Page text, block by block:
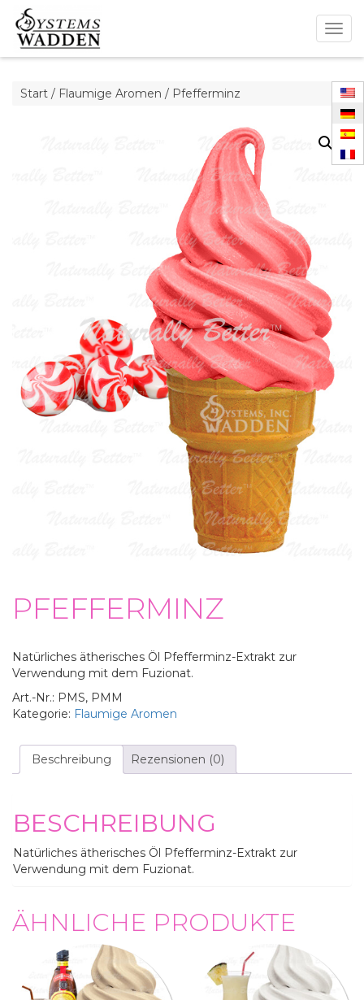
Start / Flaumige Aromen / Pfefferminz
PFEFFERMINZ
Natürliches ätherisches Öl Pfefferminz-Extrakt zur
Verwendung mit dem Fuzionat.
Art.-Nr.: PMS, PMM
Kategorie: Flaumige Aromen
Beschreibung Rezensionen (0)
BESCHREIBUNG
Natürliches ätherisches Öl Pfefferminz-Extrakt zur
Verwendung mit dem Fuzionat.
ÄHNLICHE PRODUKTE